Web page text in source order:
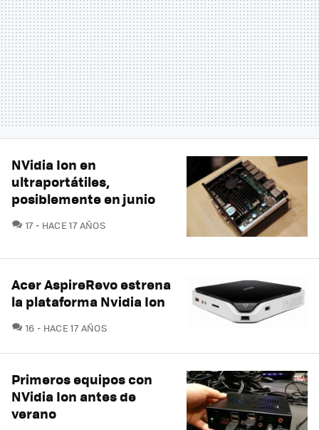
NVidia Ion en
ultraportátiles,
posiblemente en junio
17COMENTARIOS
HACE 17 AÑOS
Acer AspireRevo estrena
la plataforma Nvidia Ion
16 COMENTARIOS
HACE 17 AÑOS
Primeros equipos con
NVidia Ion antes de
verano